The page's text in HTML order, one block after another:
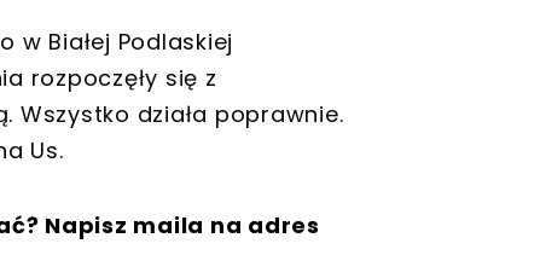
w Białej Podlaskiej
rozpoczęły się z
Wszystko działa poprawnie.
Us.
Napisz maila na adres